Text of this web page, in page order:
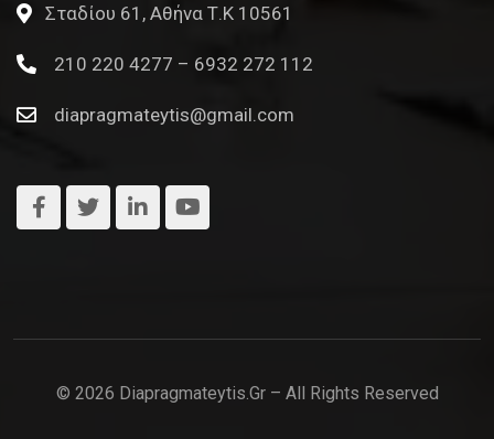
Σταδίου 61, Αθήνα Τ.Κ 10561
210 220 4277 – 6932 272 112
diapragmateytis@gmail.com
© 2026 Diapragmateytis.gr – All Rights Reserved